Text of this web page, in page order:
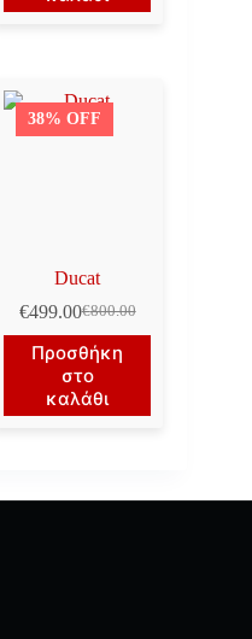
38% OFF
Ducat
€800.00
Original
price
was:
€800.00.
€499.00Η
τρέχουσα
τιμή
είναι:
€499.00.
Προσθήκη
στο
καλάθι